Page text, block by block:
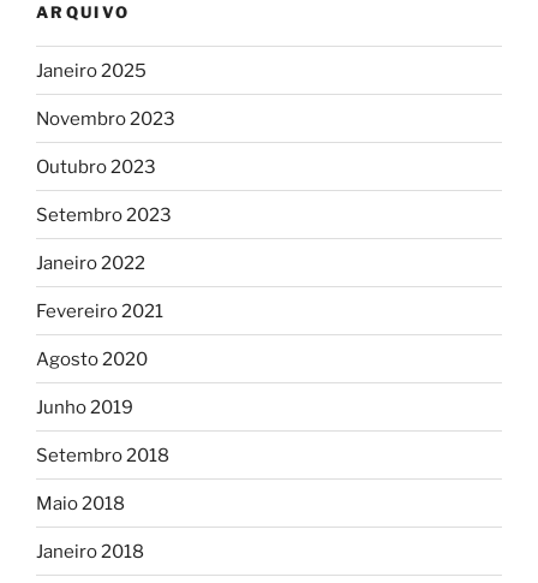
ARQUIVO
Janeiro 2025
Novembro 2023
Outubro 2023
Setembro 2023
Janeiro 2022
Fevereiro 2021
Agosto 2020
Junho 2019
Setembro 2018
Maio 2018
Janeiro 2018